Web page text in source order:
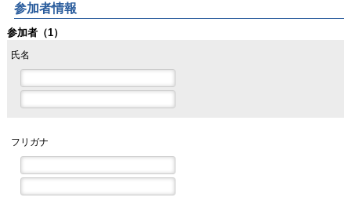
参加者情報
参加者（1）
氏名
フリガナ